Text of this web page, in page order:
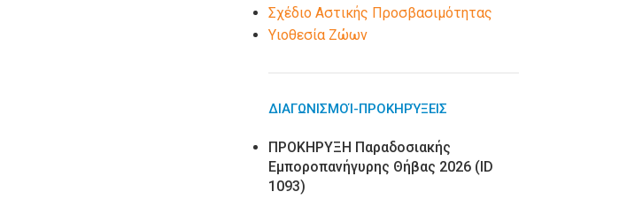
Σχέδιο Αστικής Προσβασιμότητας
Υιοθεσία Ζώων
ΔΙΑΓΩΝΙΣΜΟΊ-ΠΡΟΚΗΡΎΞΕΙΣ
ΠΡΟΚΗΡΥΞΗ Παραδοσιακής
Εμποροπανήγυρης Θήβας 2026 (ID
1093)